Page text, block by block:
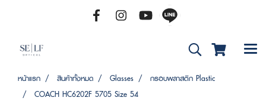
หน้าแรก สินค้าทั้งหมด Glasses
กรอบพลาสติก Plastic
COACH HC6202F 5705 Size 54